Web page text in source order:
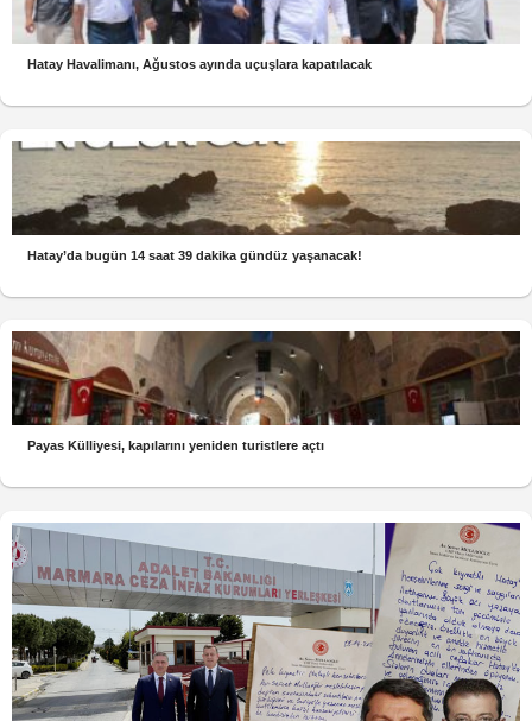
Hatay Havalimanı, Ağustos ayında uçuşlara kapatılacak
Hatay’da bugün 14 saat 39 dakika gündüz yaşanacak!
Payas Külliyesi, kapılarını yeniden turistlere açtı